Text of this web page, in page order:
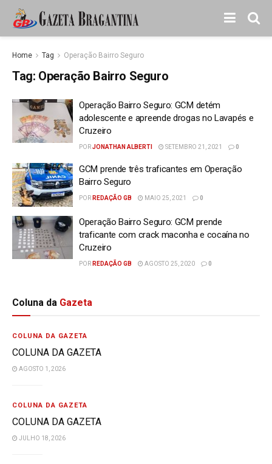
Home Tag Operação Bairro Seguro
Tag: Operação Bairro Seguro
Operação Bairro Seguro: GCM detém
adolescente e apreende drogas no Lavapés e
Cruzeiro
PORJONATHAN ALBERTI SETEMBRO 21, 2021 0
GCM prende três traficantes em Operação
Bairro Seguro
POR REDAÇÃO GB MAIO 25, 2021 0
Operação Bairro Seguro: GCM prende
traficante com crack maconha e cocaína no
Cruzeiro
POR REDAÇÃO GB AGOSTO 25, 2020 0
Coluna da Gazeta
COLUNA DA GAZETA
COLUNA DA GAZETA
AGOSTO 1, 2026
COLUNA DA GAZETA
COLUNA DA GAZETA
JULHO 18, 2026